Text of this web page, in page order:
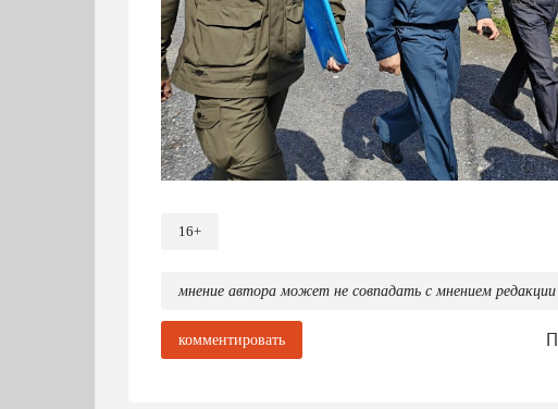
По легенде, из‑за резкого паводка
максимальной собранности и чёткой
Перед стартом практических действий прошёл
муниципального звена РСЧС. На площадке у
16+
мнение автора может не совпадать с мнением редакции
комментировать